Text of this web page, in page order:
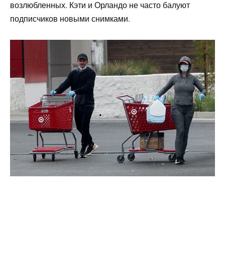
возлюбленных. Кэти и Орландо не часто балуют
подписчиков новыми снимками.